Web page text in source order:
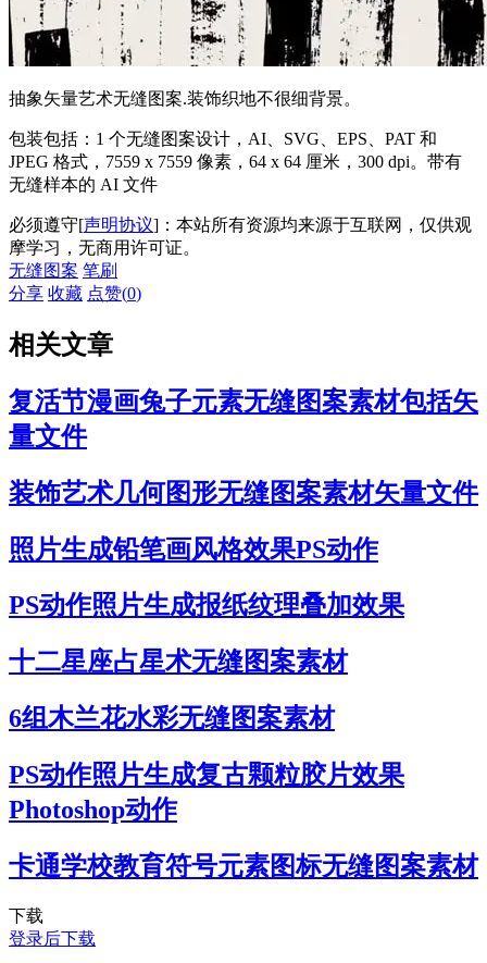
抽象矢量艺术无缝图案.装饰织地不很细背景。
包装包括：1 个无缝图案设计，AI、SVG、EPS、PAT 和
JPEG 格式，7559 x 7559 像素，64 x 64 厘米，300 dpi。带有
无缝样本的 AI 文件
必须遵守[声明协议]：本站所有资源均来源于互联网，仅供观
摩学习，无商用许可证。
无缝图案 笔刷
分享 收藏 点赞(0)
相关文章
复活节漫画兔子元素无缝图案素材包括矢
量文件
装饰艺术几何图形无缝图案素材矢量文件
照片生成铅笔画风格效果PS动作
PS动作照片生成报纸纹理叠加效果
十二星座占星术无缝图案素材
6组木兰花水彩无缝图案素材
PS动作照片生成复古颗粒胶片效果
Photoshop动作
卡通学校教育符号元素图标无缝图案素材
下载
登录后下载